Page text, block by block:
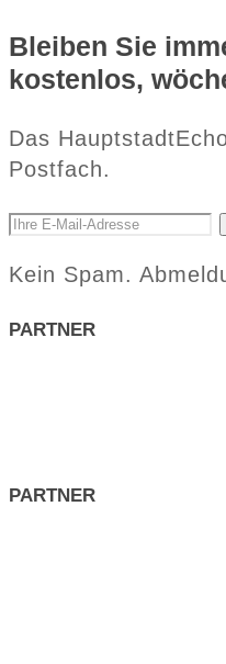
Bleiben Sie
kostenlos,
Das
Postfach.
Kein Spam.
PARTNER
PARTNER